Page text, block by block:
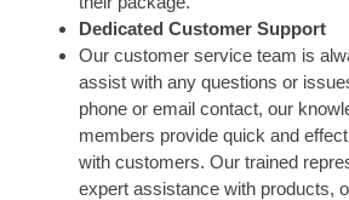
Dedicated Customer Support
Our customer service team is
assist with any questions or
phone or email contact, our
members provide quick and
with customers. Our trained
expert assistance with products,